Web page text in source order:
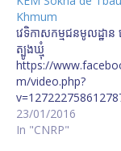
Khmum
វេទិកាសកម្មជនមូលដ្ឋាន
ត្បូងឃ្មុំ
https://
m/video.php?
https://
m/video.php?
23/01/2016
In "CNRP"